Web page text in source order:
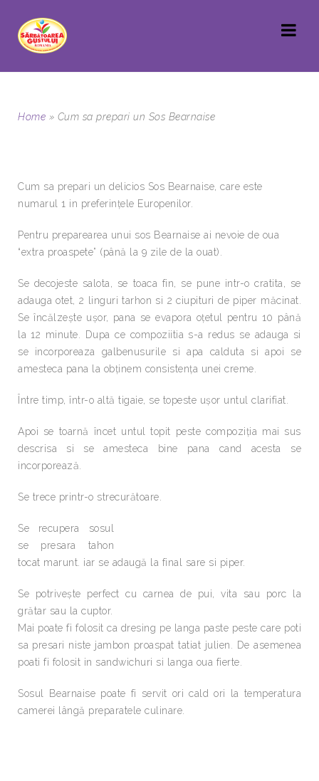
Home » Cum sa prepari un Sos Bearnaise
Cum sa prepari un delicios Sos Bearnaise, care este
numarul 1 in preferințele Europenilor.
Pentru preparearea unui sos Bearnaise ai nevoie de oua
“extra proaspete” (până la 9 zile de la ouat).
Se decojeste salota, se toaca fin, se pune intr-o cratita, se
adauga otet, 2 linguri tarhon si 2 ciupituri de piper măcinat.
Se încălzește ușor, pana se evapora oțetul pentru 10 până
la 12 minute. Dupa ce compoziitia s-a redus se adauga si
se incorporeaza galbenusurile si apa calduta si apoi se
amesteca pana la obținem consistența unei creme.
Între timp, într-o altă tigaie, se topeste ușor untul clarifiat.
Apoi se toarnă încet untul topit peste compoziția mai sus
descrisa si se amesteca bine pana cand acesta se
incorporează.
Se trece printr-o strecurătoare.
Se recupera sosul
se presara tahon
tocat marunt. iar se adaugă la final sare si piper.
Se potrivește perfect cu carnea de pui, vita sau porc la
grătar sau la cuptor.
Mai poate fi folosit ca dresing pe langa paste peste care poti
sa presari niste jambon proaspat tatiat julien. De asemenea
poati fi folosit in sandwichuri si langa oua fierte.
Sosul Bearnaise poate fi servit ori cald ori la temperatura
camerei lângă preparatele culinare.